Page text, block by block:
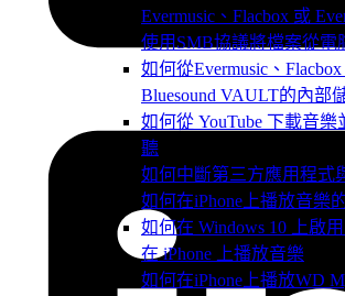
Evermusic、Flacbox 或
使用SMB協議將檔案從電
如何從Evermusic、
Bluesound VAULT的內部
如何從 YouTube 下載音樂
聽
如何中斷第三方應用程式
如何在iPhone上播放音樂
如何在 Windows 10 上啟
在 iPhone 上播放音樂
如何在iPhone上播放WD